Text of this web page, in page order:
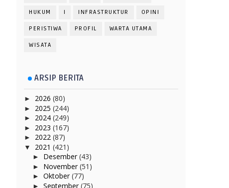
HUKUM I INFRASTRUKTUR OPINI
PERISTIWA PROFIL WARTA UTAMA
WISATA
ARSIP BERITA
► 2026 (80)
► 2025 (244)
► 2024 (249)
► 2023 (167)
► 2022 (87)
▼ 2021 (421)
► Desember(43)
► November(51)
► Oktober(77)
► September(75)